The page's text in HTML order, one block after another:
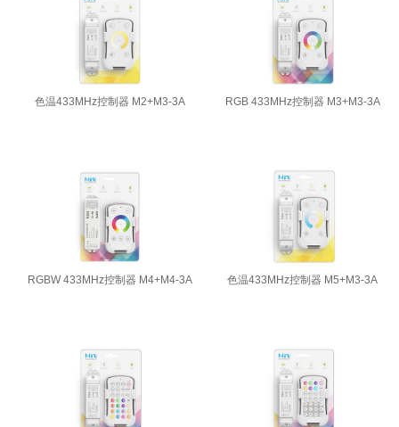
色温433MHz控制器 M2+M3-3A RGB 433MHz控制器 M3+M3-3A
RGBW 433MHz控制器 M4+M4-3A 色温433MHz控制器 M5+M3-3A